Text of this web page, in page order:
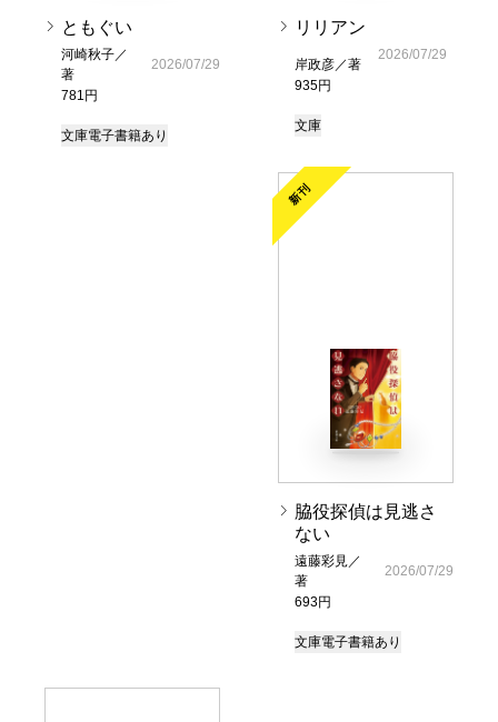
ともぐい
河崎秋子／
著
781円
2026/07/29
文庫電子書籍あり
リリアン
岸政彦／著
935円
2026/07/29
文庫
新刊
脇役探偵は見逃さ
ない
遠藤彩見／
著
693円
2026/07/29
文庫電子書籍あり